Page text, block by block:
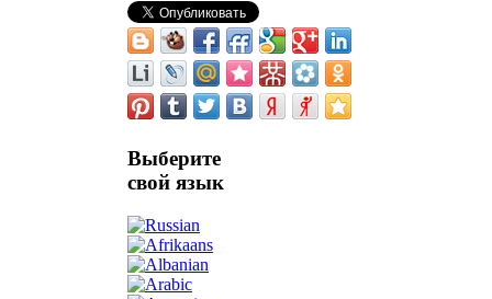
Выберите
свой язык